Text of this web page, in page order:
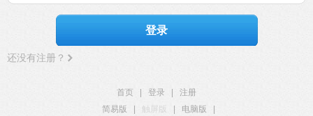
登录
还没有注册？
首页 登录
注册
简易版
触屏版 电脑版